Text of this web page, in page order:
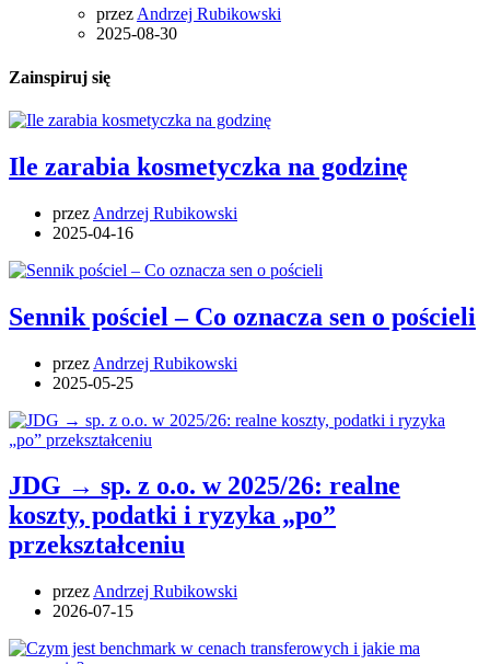
przez Andrzej Rubikowski
2025-08-30
Zainspiruj się
Ile zarabia kosmetyczka na godzinę
przez Andrzej Rubikowski
2025-04-16
Sennik pościel – Co oznacza sen o pościeli
przez Andrzej Rubikowski
2025-05-25
JDG → sp. z o.o. w 2025/26: realne
koszty, podatki i ryzyka „po”
przekształceniu
przez Andrzej Rubikowski
2026-07-15